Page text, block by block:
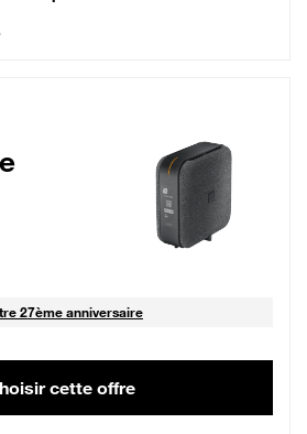
mois puis 49,99 € par mois, Sans engagement
27ème anniversaire
cette offre